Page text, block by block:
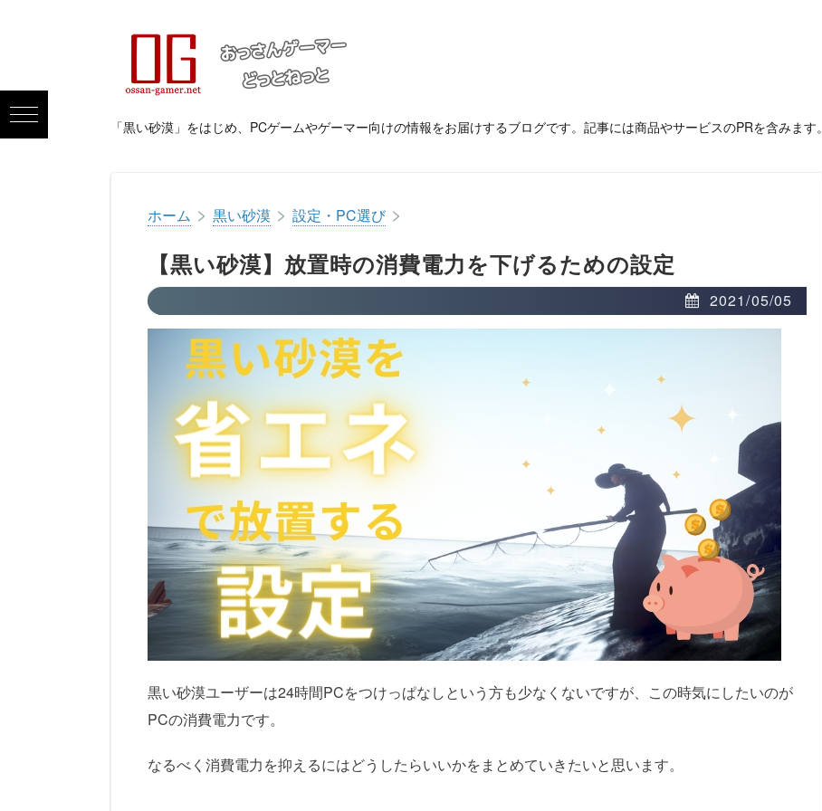
「黒い砂漠」をはじめ、PCゲームやゲーマー向けの情報をお届けするブログです。記事には商品やサービスのPRを含みます。
ホーム > 黒い砂漠 > 設定・PC選び >
【黒い砂漠】放置時の消費電力を下げるための設定
2021/05/05
黒い砂漠ユーザーは24時間PCをつけっぱなしという方も少なくないですが、この時気にしたいのが
PCの消費電力です。
なるべく消費電力を抑えるにはどうしたらいいかをまとめていきたいと思います。